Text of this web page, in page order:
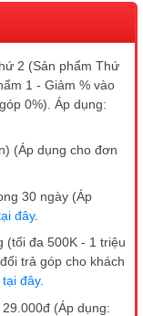
2 (Sản phẩm Thứ
1 - Giảm % vào
0%). Áp dụng:
(Áp dụng cho đơn
30 ngày (Áp
đây.
(tối đa 500K - 1 triệu
trả góp cho khách
tại đây.
(Áp dụng: